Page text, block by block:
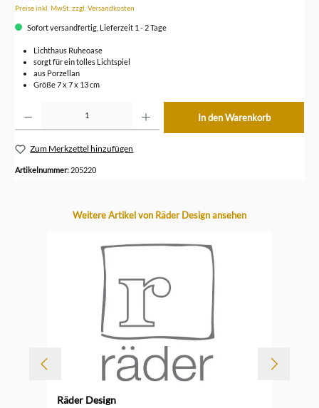
Preise inkl. MwSt. zzgl. Versandkosten
Sofort versandfertig, Lieferzeit 1 - 2 Tage
Lichthaus Ruheoase
sorgt für ein tolles Lichtspiel
aus Porzellan
Größe 7 x 7 x 13 cm
In den Warenkorb
Zum Merkzettel hinzufügen
Artikelnummer: 205220
Produktgalerie überspringen
Weitere Artikel von Räder Design ansehen
Räder Design